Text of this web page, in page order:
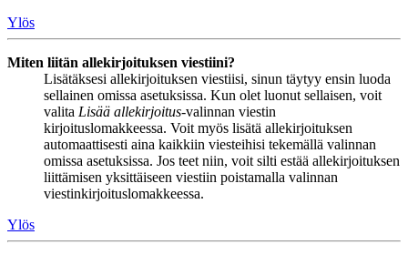
Ylös
Miten liitän allekirjoituksen viestiini?
Lisätäksesi allekirjoituksen viestiisi, sinun täytyy ensin luoda
sellainen omissa asetuksissa. Kun olet luonut sellaisen, voit
valita Lisää allekirjoitus-valinnan viestin
kirjoituslomakkeessa. Voit myös lisätä allekirjoituksen
automaattisesti aina kaikkiin viesteihisi tekemällä valinnan
omissa asetuksissa. Jos teet niin, voit silti estää allekirjoituksen
liittämisen yksittäiseen viestiin poistamalla valinnan
viestinkirjoituslomakkeessa.
Ylös